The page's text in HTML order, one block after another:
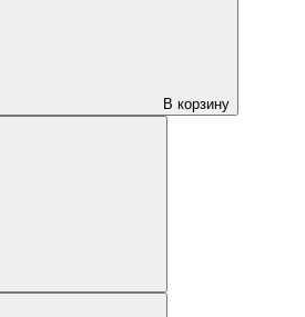
В корзину